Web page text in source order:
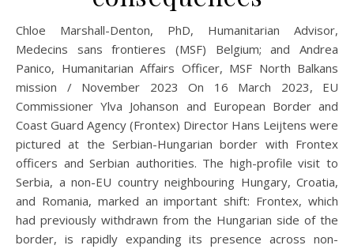
Chloe Marshall-Denton, PhD, Humanitarian Advisor,
Medecins sans frontieres (MSF) Belgium; and Andrea
Panico, Humanitarian Affairs Officer, MSF North Balkans
mission / November 2023 On 16 March 2023, EU
Commissioner Ylva Johanson and European Border and
Coast Guard Agency (Frontex) Director Hans Leijtens were
pictured at the Serbian-Hungarian border with Frontex
officers and Serbian authorities. The high-profile visit to
Serbia, a non-EU country neighbouring Hungary, Croatia,
and Romania, marked an important shift: Frontex, which
had previously withdrawn from the Hungarian side of the
border, is rapidly expanding its presence across non-